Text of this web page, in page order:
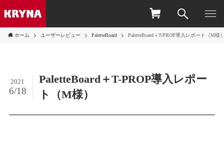
ホーム ユーザーレビュー PaletteBoard PaletteBoard＋T-PROP導入レポート（M様
PaletteBoard＋T-PROP導入レポー
ト（M様）
2021
6/18